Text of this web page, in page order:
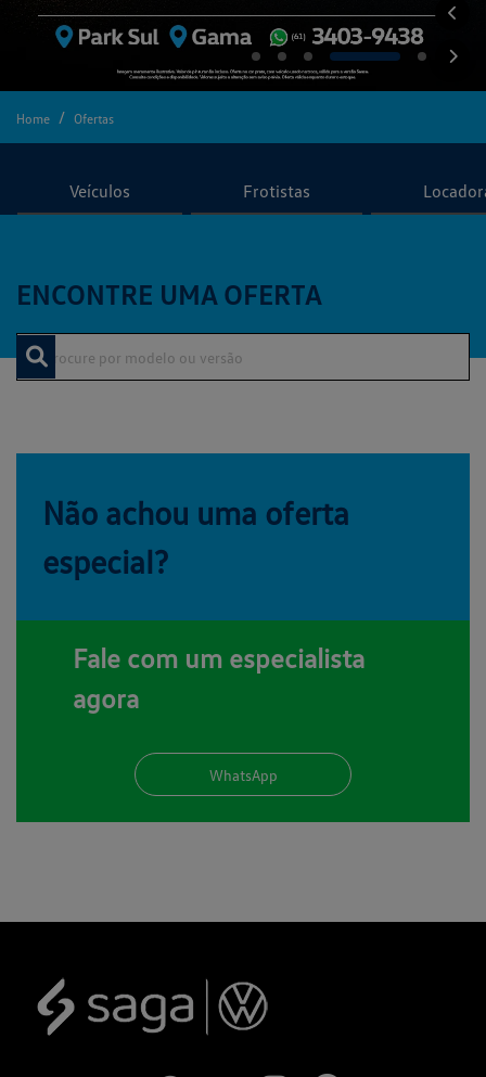
Home Ofertas
Veículos Frotistas
Ofertas
ENCONTRE UMA OFERTA
Não achou uma oferta
especial?
Fale com um especialista
agora
WhatsApp